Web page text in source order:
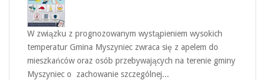
W związku z prognozowanym wystąpieniem wysokich
temperatur Gmina Myszyniec zwraca się z apelem do
mieszkańców oraz osób przebywających na terenie gminy
Myszyniec o zachowanie szczególnej...